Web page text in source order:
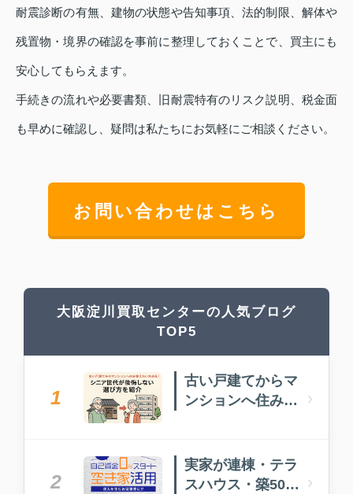
耐震診断の有無、建物の状態や告知事項、法的制限、解体や
残置物・境界の確認を事前に整理しておくことで、買主にも
安心してもらえます。
手続きの流れや必要書類、旧耐震特有のリスク説明、税金面
も早めに確認し、疑問は私たちにお気軽にご相談ください。
お問い合わせはこちら
大阪淀川買取センターの人気ブログ
TOP5
1
古い戸建てからマ
ンションへ住み替
›
2
実家が連棟・テラ
スハウス・築50年
›